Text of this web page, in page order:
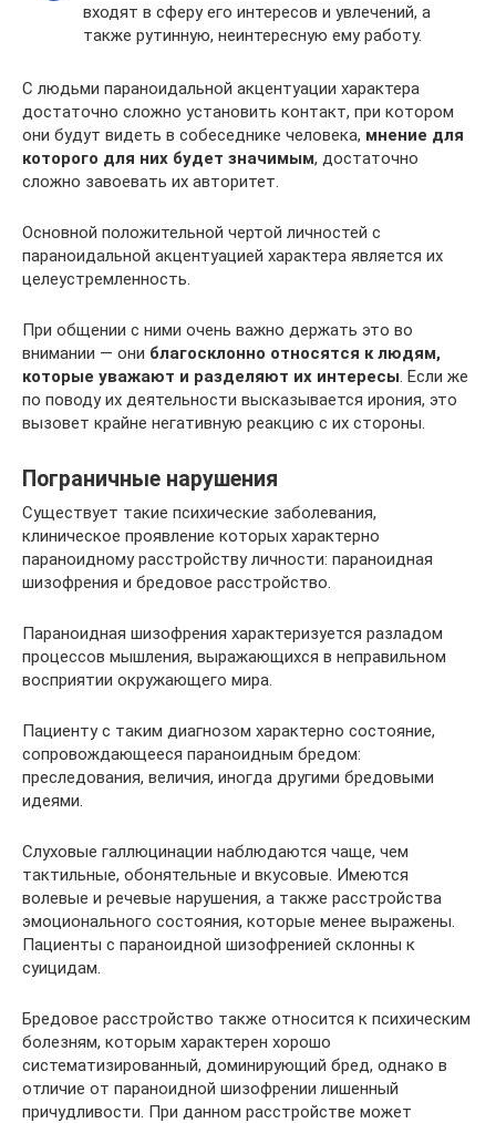
входят в сферу его интересов и увлечений, а
также рутинную, неинтересную ему работу.
С людьми параноидальной акцентуации характера
достаточно сложно установить контакт, при котором
они будут видеть в собеседнике человека, мнение для
которого для них будет значимым, достаточно
сложно завоевать их авторитет.
Основной положительной чертой личностей с
параноидальной акцентуацией характера является их
целеустремленность.
При общении с ними очень важно держать это во
внимании — они благосклонно относятся к людям,
которые уважают и разделяют их интересы . Если же
по поводу их деятельности высказывается ирония, это
вызовет крайне негативную реакцию с их стороны.
Пограничные нарушения
Существует такие психические заболевания,
клиническое проявление которых характерно
параноидному расстройству личности: параноидная
шизофрения и бредовое расстройство.
Параноидная шизофрения характеризуется разладом
процессов мышления, выражающихся в неправильном
восприятии окружающего мира.
Пациенту с таким диагнозом характерно состояние,
сопровождающееся параноидным бредом:
преследования, величия, иногда другими бредовыми
идеями.
Слуховые галлюцинации наблюдаются чаще, чем
тактильные, обонятельные и вкусовые. Имеются
волевые и речевые нарушения, а также расстройства
эмоционального состояния, которые менее выражены.
Пациенты с параноидной шизофренией склонны к
суицидам.
Бредовое расстройство также относится к психическим
болезням, которым характерен хорошо
систематизированный, доминирующий бред, однако в
отличие от параноидной шизофрении лишенный
причудливости. При данном расстройстве может